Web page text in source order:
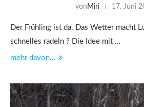
von Miri 17. Juni
Der Frühling ist da. Das Wetter macht
schnelles radeln ? Die Idee mit …
mehr davon...